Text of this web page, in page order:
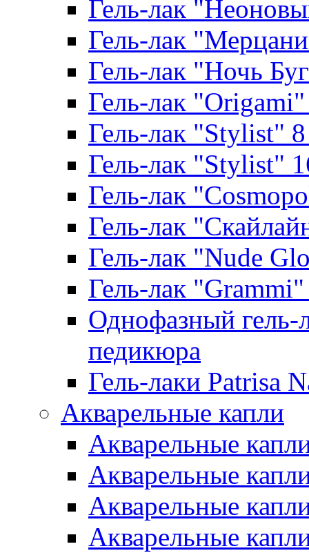
Гель-лак
Гель-лак
Гель-лак "Ночь
Гель-лак
Гель-лак "Stylist"
Гель-лак "Stylist"
Гель-лак
Гель-лак
Гель-лак "Nude
Гель-лак
Однофазный
педикюра
Гель-лаки Patrisa
Акварельные капли
Акварельные
Акварельные
Акварельные
Акварельные